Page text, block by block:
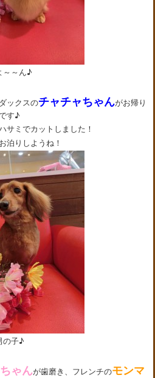
～～ん♪
ックスのチャチャちゃんがお帰り
す♪
サミでカットしました！
泊りしようね！
の子♪
ゃんが歯磨き、フレンチのモンマ